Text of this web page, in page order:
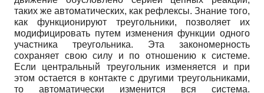
таких же автоматических, как рефлексы. Знание того,
как функционируют треугольники, позволяет их
модифицировать путем изменения функции одного
участника треугольника. Эта закономерность
сохраняет свою силу и по отношению к системе.
Если центральный треугольник изменяется и при
этом остается в контакте с другими треугольниками,
то автоматически изменится вся система.